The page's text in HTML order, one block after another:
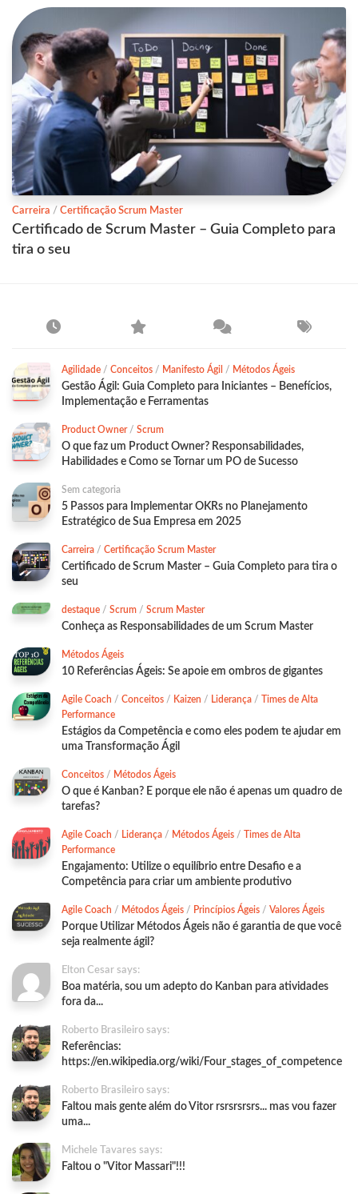
Carreira / Certificação Scrum Master
Certificado de Scrum Master – Guia Completo para
tira o seu
Agilidade / Conceitos / Manifesto Ágil / Métodos Ágeis
Gestão Ágil: Guia Completo para Iniciantes – Benefícios,
Implementação e Ferramentas
Product Owner/ Scrum
O que faz um Product Owner? Responsabilidades,
Habilidades e Como se Tornar um PO de Sucesso
Sem categoria
5 Passos para Implementar OKRs no Planejamento
Estratégico de Sua Empresa em 2025
Carreira / Certificação Scrum Master
Certificado de Scrum Master – Guia Completo para tira o
seu
destaque / Scrum / Scrum Master
Conheça as Responsabilidades de um Scrum Master
Métodos Ágeis
10 Referências Ágeis: Se apoie em ombros de gigantes
Agile Coach / Conceitos / Kaizen / Liderança / Times de Alta
Performance
Estágios da Competência e como eles podem te ajudar em
uma Transformação Ágil
Conceitos / Métodos Ágeis
O que é Kanban? E porque ele não é apenas um quadro de
tarefas?
Agile Coach / Liderança / Métodos Ágeis / Times de Alta
Performance
Engajamento: Utilize o equilíbrio entre Desafio e a
Competência para criar um ambiente produtivo
Agile Coach / Métodos Ágeis / Princípios Ágeis / Valores Ágeis
Porque Utilizar Métodos Ágeis não é garantia de que você
seja realmente ágil?
Elton Cesar says:
Boa matéria, sou um adepto do Kanban para atividades
fora da...
Roberto Brasileiro says:
Referências:
https://en.wikipedia.org/wiki/Four_stages_of_competence
Roberto Brasileiro says:
Faltou mais gente além do Vitor rsrsrsrsrs... mas vou fazer
uma...
Michele Tavares says:
Faltou o "Vitor Massari"!!!